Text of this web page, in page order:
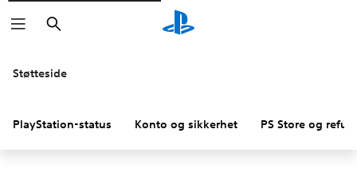
Søk
Støtteside
PlayStation-status Konto og sikkerhet PS Store og